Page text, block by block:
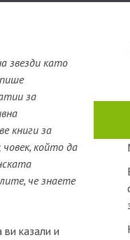
звезди като
за
книги за
който да
че знаете
казали и